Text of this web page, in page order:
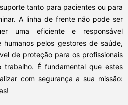
tanto para pacientes ou para
A linha de frente não pode ser
uma eficiente e responsável
pelos gestores de saúde,
de proteção para os profissionais
É fundamental que estes
com segurança a sua missão: